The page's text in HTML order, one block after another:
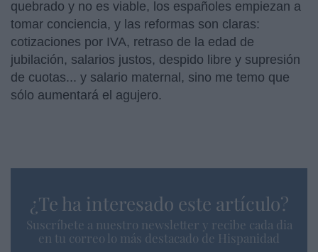
quebrado y no es viable, los españoles empiezan a
tomar conciencia, y las reformas son claras:
cotizaciones por IVA, retraso de la edad de
jubilación, salarios justos, despido libre y supresión
de cuotas... y salario maternal, sino me temo que
sólo aumentará el agujero.
¿Te ha interesado este artículo?
Suscríbete a nuestro newsletter y recibe cada dia
en tu correo lo más destacado de Hispanidad